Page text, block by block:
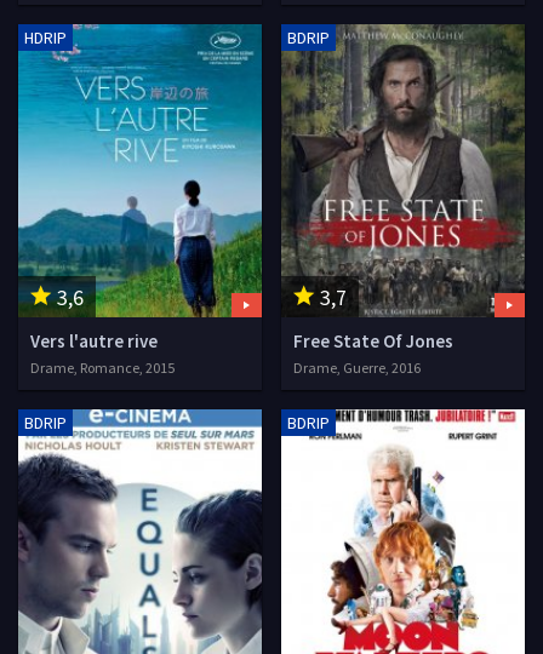
3,6
HDRIP
Vers l'autre rive
Drame, Romance, 2015
3,7
BDRIP
Free State Of Jones
Drame, Guerre, 2016
BDRIP BDRIP